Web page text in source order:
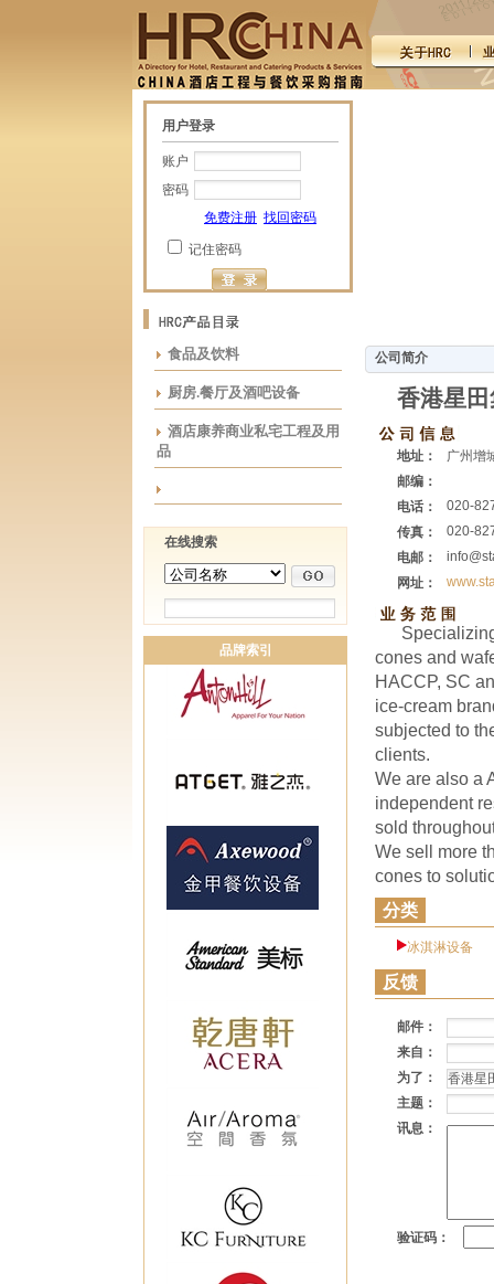
用户登录
账户
密码
免费注册 找回密码
记住密码
食品及饮料
厨房.餐厅及酒吧设备
酒店康养商业私宅工程及用
品
在线搜索
品牌索引
公司简介
香港星
地址：
广州增
邮编：
电话：
020-
传真：
020-
电邮：
网址：
cones and
HACCP, SC
ice-cream
subjected to
clients.
We are also a
independent
sold
We sell more
cones to
分类
冰淇淋设备
反馈
邮件：
来自：
为了：
主题：
讯息：
验证码：